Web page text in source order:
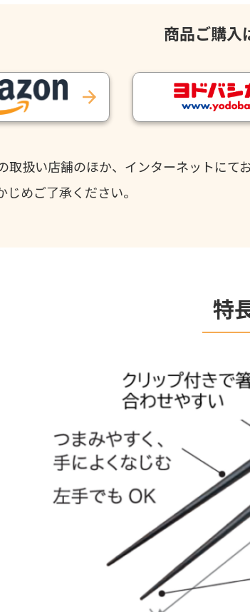
商品ご購入
取扱い店舗のほか、インターネットに
じめご了承ください。
特